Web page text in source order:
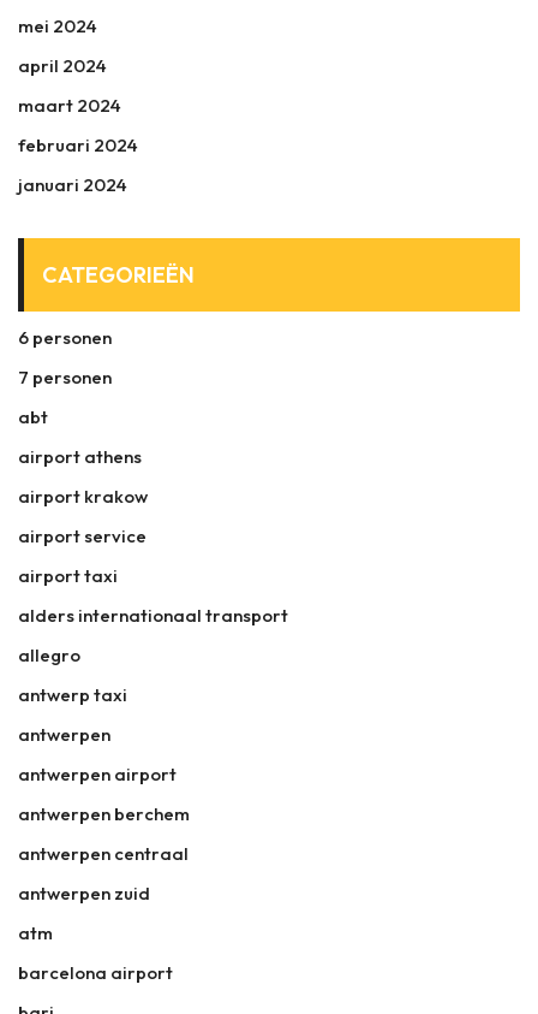
mei 2024
april 2024
maart 2024
februari 2024
januari 2024
CATEGORIEËN
6 personen
7 personen
abt
airport athens
airport krakow
airport service
airport taxi
alders internationaal transport
allegro
antwerp taxi
antwerpen
antwerpen airport
antwerpen berchem
antwerpen centraal
antwerpen zuid
atm
barcelona airport